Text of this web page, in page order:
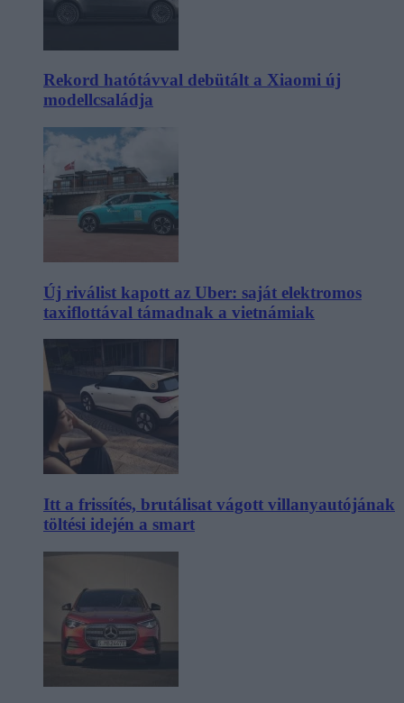
Rekord hatótávval debütált a Xiaomi új
modellcsaládja
Új riválist kapott az Uber: saját elektromos
taxiflottával támadnak a vietnámiak
Itt a frissítés, brutálisat vágott villanyautójának
töltési idején a smart